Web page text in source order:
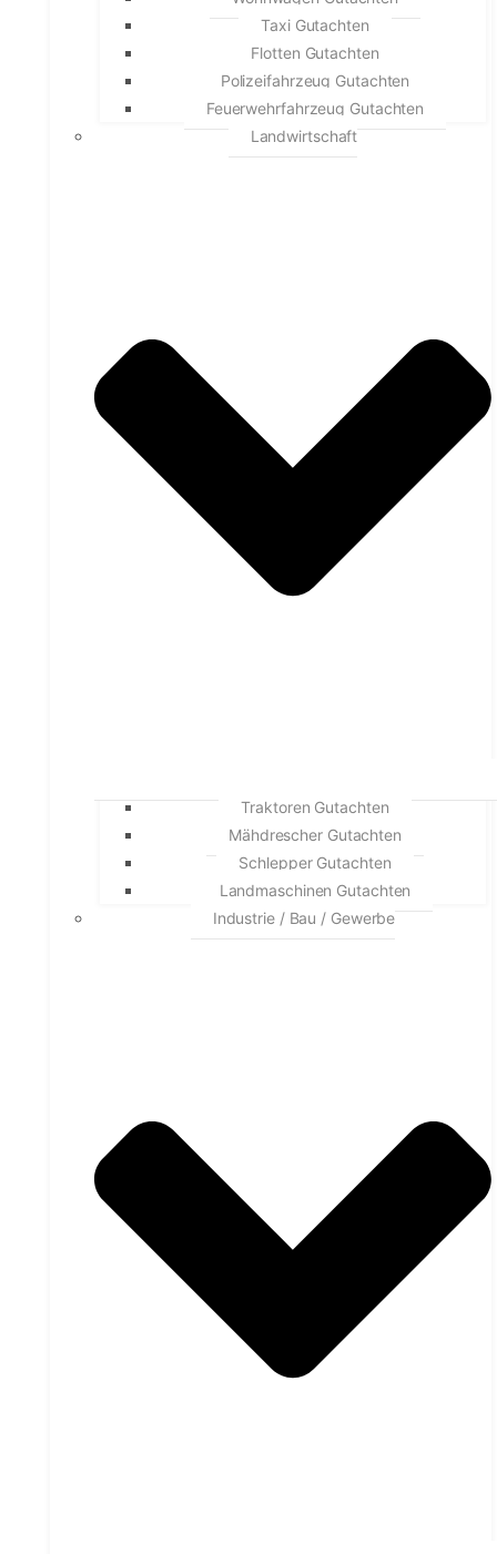
Taxi Gutachten
Flotten Gutachten
Polizeifahrzeug Gutachten
Feuerwehrfahrzeug Gutachten
Landwirtschaft
Traktoren Gutachten
Mähdrescher Gutachten
Schlepper Gutachten
Landmaschinen Gutachten
Industrie / Bau / Gewerbe